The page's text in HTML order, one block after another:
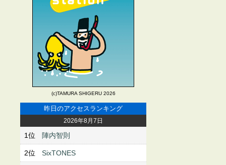
(c)TAMURA SHIGERU 2026
昨日のアクセスランキング
2026年8月7日
1位 陣内智則
2位 SixTONES